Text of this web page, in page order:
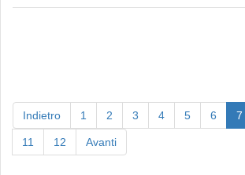
Indietro 1 2 3 4 5 6 7
11 12 Avanti